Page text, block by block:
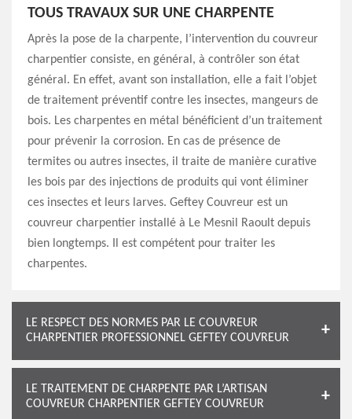
TOUS TRAVAUX SUR UNE CHARPENTE
Après la pose de la charpente, l’intervention du couvreur
charpentier consiste, en général, à contrôler son état
général. En effet, avant son installation, elle a fait l’objet
de traitement préventif contre les insectes, mangeurs de
bois. Les charpentes en métal bénéficient d’un traitement
pour prévenir la corrosion. En cas de présence de
termites ou autres insectes, il traite de manière curative
les bois par des injections de produits qui vont éliminer
ces insectes et leurs larves. Geftey Couvreur est un
couvreur charpentier installé à Le Mesnil Raoult depuis
bien longtemps. Il est compétent pour traiter les
charpentes.
LE RESPECT DES NORMES PAR LE COUVREUR
CHARPENTIER PROFESSIONNEL GEFTEY COUVREUR
LE TRAITEMENT DE CHARPENTE PAR L’ARTISAN
COUVREUR CHARPENTIER GEFTEY COUVREUR